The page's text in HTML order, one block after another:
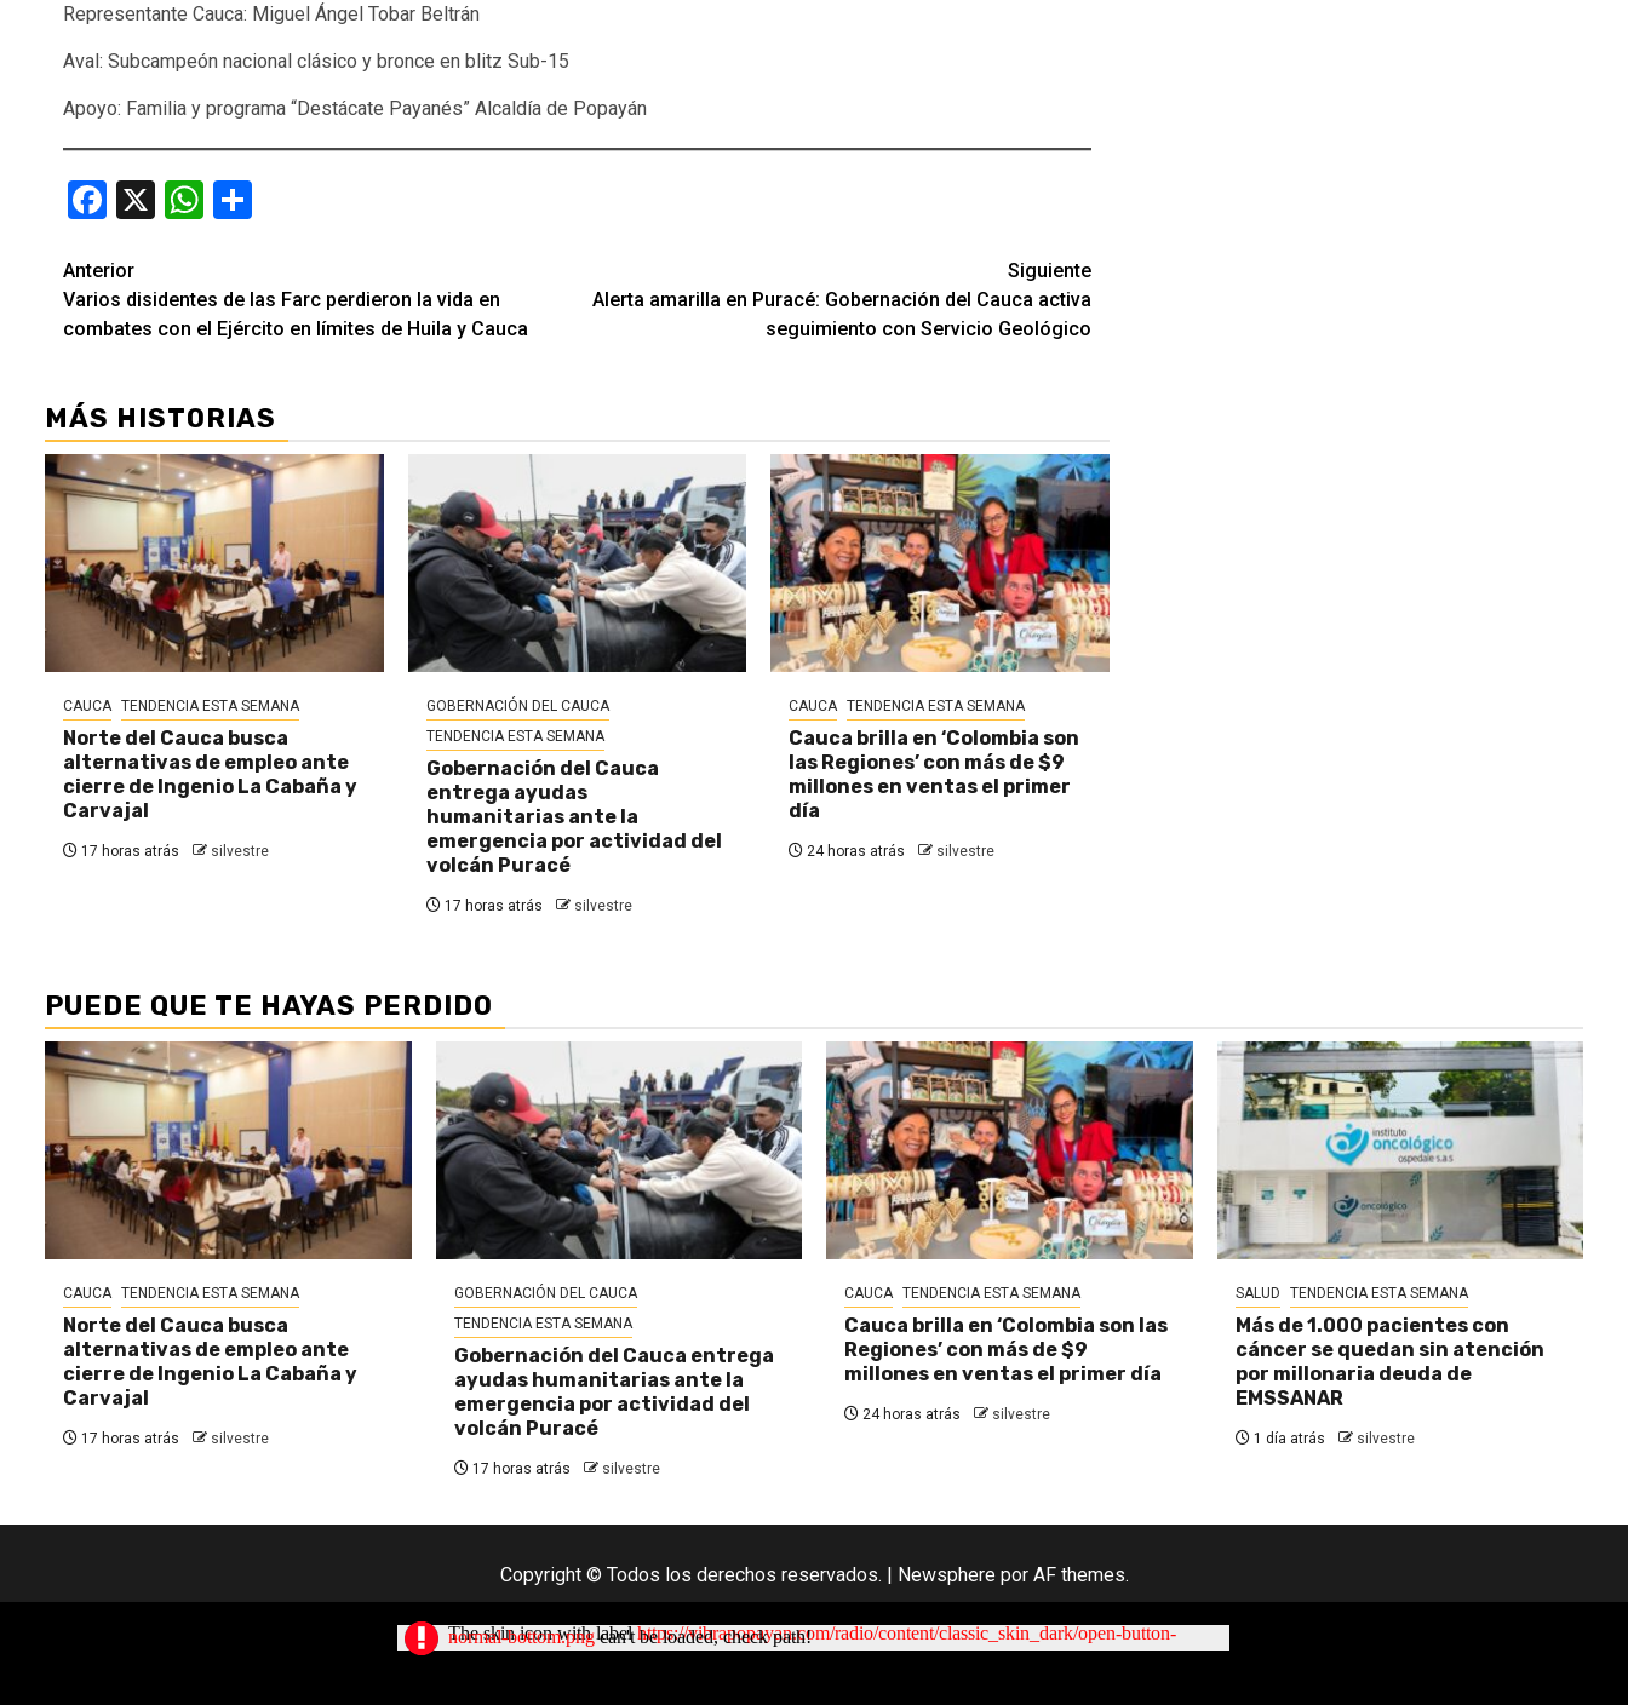
Representante Cauca: Miguel Ángel Tobar Beltrán
Aval: Subcampeón nacional clásico y bronce en blitz Sub-15
Apoyo: Familia y programa “Destácate Payanés” Alcaldía de Popayán
Facebook
X WhatsApp
Seguir
leyendo
Anterior
Varios disidentes de las Farc perdieron la vida en
combates con el Ejército en límites de Huila y Cauca
Siguiente
Alerta amarilla en Puracé: Gobernación del Cauca activa
seguimiento con Servicio Geológico
MÁS HISTORIAS
CAUCA TENDENCIA ESTA SEMANA
Norte del Cauca busca
alternativas de empleo ante
cierre de Ingenio La Cabaña y
Carvajal
17 horas atrás silvestre
GOBERNACIÓN DEL CAUCA
TENDENCIA ESTA SEMANA
Gobernación del Cauca
entrega ayudas
humanitarias ante la
emergencia por actividad del
volcán Puracé
17 horas atrás silvestre
CAUCA TENDENCIA ESTA SEMANA
Cauca brilla en ‘Colombia son
las Regiones’ con más de $9
millones en ventas el primer
día
24 horas atrás silvestre
PUEDE QUE TE HAYAS PERDIDO
CAUCA TENDENCIA ESTA SEMANA
Norte del Cauca busca
alternativas de empleo ante
cierre de Ingenio La Cabaña y
Carvajal
17 horas atrás silvestre
GOBERNACIÓN DEL CAUCA
TENDENCIA ESTA SEMANA
Gobernación del Cauca entrega
ayudas humanitarias ante la
emergencia por actividad del
volcán Puracé
17 horas atrás silvestre
CAUCA TENDENCIA ESTA SEMANA
Cauca brilla en ‘Colombia son las
Regiones’ con más de $9
millones en ventas el primer día
24 horas atrás silvestre
SALUD TENDENCIA ESTA SEMANA
Más de 1.000 pacientes con
cáncer se quedan sin atención
por millonaria deuda de
EMSSANAR
1 día atrás silvestre
Copyright © Todos los derechos reservados. | Newspherepor AF themes.